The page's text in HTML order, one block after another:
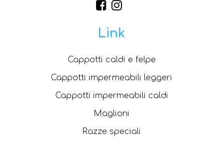
Link
Cappotti caldi e felpe
Cappotti impermeabili leggeri
Cappotti impermeabili caldi
Maglioni
Razze speciali